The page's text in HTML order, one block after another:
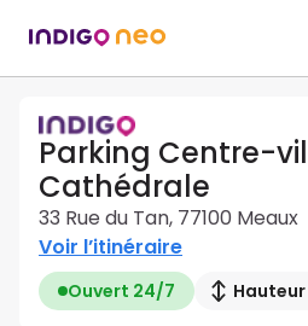
Parking Centre-
Cathédrale
33 Rue du Tan, 77100 Meaux
Voir l’itinéraire
Ouvert 24/7 Hauteur